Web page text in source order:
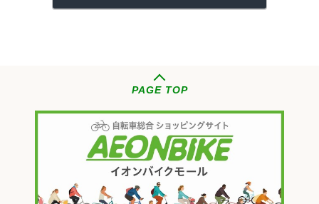
PAGE TOP